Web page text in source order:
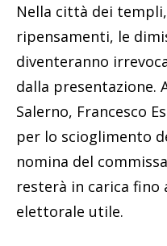
Nella città dei
ripensamenti, le
diventeranno
dalla presentazione.
Salerno, Francesco
per lo scioglimento
nomina del
resterà in carica
elettorale utile.